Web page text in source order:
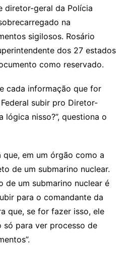
diretor-geral da Polícia
na
sigilosos. Rosário
dos 27 estados
como reservado.
cada informação que for
subir pro Diretor-
lógica nisso?”, questiona o
em um órgão como a
de um submarino nuclear.
de um submarino nuclear é
para o comandante da
que, se for fazer isso, ele
só para ver processo de